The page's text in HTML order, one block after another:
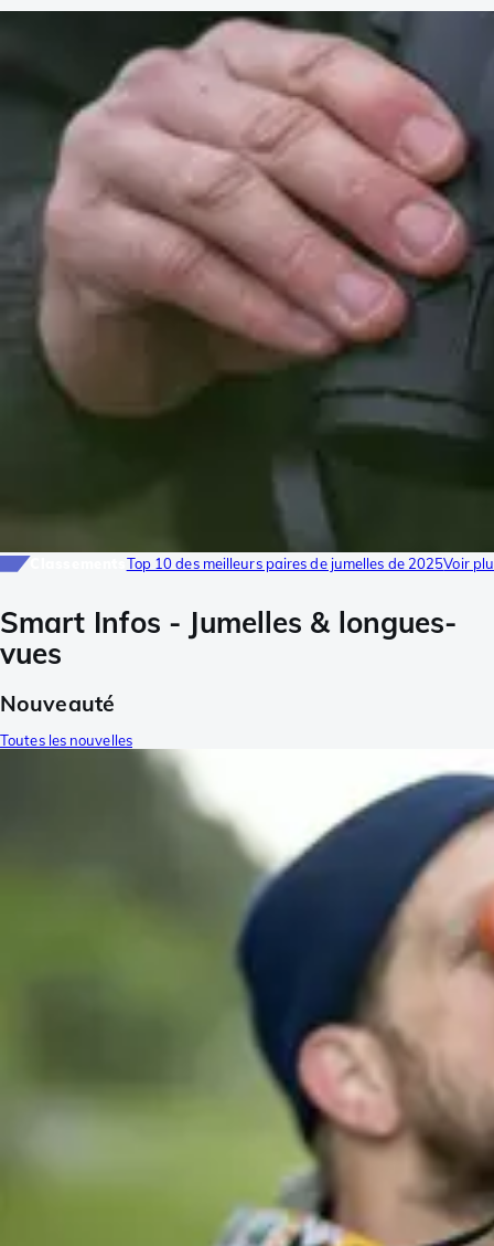
Top 10 des meilleurs paires de jumelles de 2025Voir
Smart Infos - Jumelles & longues-
vues
Nouveauté
Toutes les nouvelles